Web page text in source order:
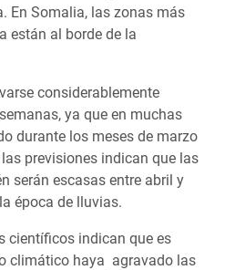
En Somalia, las zonas más
están al borde de la
considerablemente
ya que en muchas
durante los meses de marzo
previsiones indican que las
serán escasas entre abril y
época de lluvias.
científicos indican que es
climático haya agravado las